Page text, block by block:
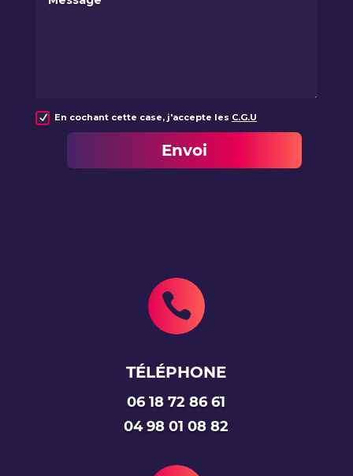
En cochant cette case, j'accepte les C.G.U
Envoi

TÉLÉPHONE
06 18 72 86 61
04 98 01 08 82